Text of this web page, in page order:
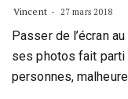
Vincent 27 mars 2018
Passer de l’écran
ses photos fait parti
personnes,